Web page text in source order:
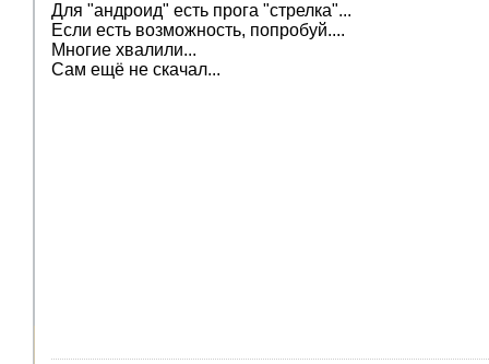
Для "андроид" есть прога "стрелка"...
Если есть возможность, попробуй....
Многие хвалили...
Сам ещё не скачал...